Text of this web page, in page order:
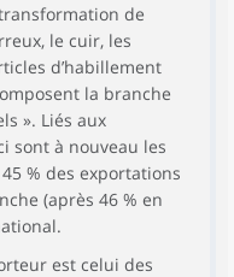
de
le cuir, les
d’habillement
la branche
». Liés aux
sont à nouveau les
% des exportations
(après 46 % en
est celui des